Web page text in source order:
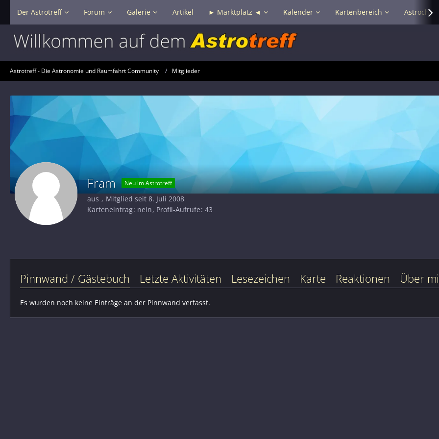
Der Astrotreff Forum Galerie Artikel ► Marktplatz ◄ Kalender Kartenbereich Astrochat
Astrotreff - Die Astronomie und Raumfahrt Community Mitglieder
Fram Neu im Astrotreff
aus
Mitglied seit 8. Juli 2008
Karteneintrag nein Profil-Aufrufe 43
Pinnwand / Gästebuch Letzte Aktivitäten Lesezeichen Karte Reaktionen Über
Es wurden noch keine Einträge an der Pinnwand verfasst.